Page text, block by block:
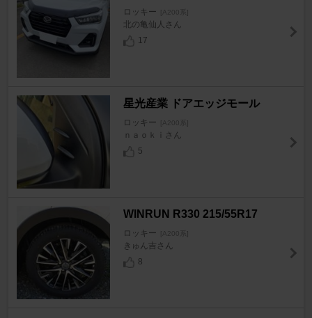
ロッキー [A200系]
北の亀仙人さん
17
星光産業 ドアエッジモール
ロッキー [A200系]
ｎａｏｋｉさん
5
WINRUN R330 215/55R17
ロッキー [A200系]
きゅん吉さん
8